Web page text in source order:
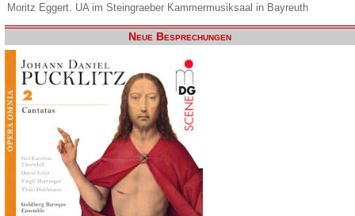
Moritz Eggert. UA im Steingraeber Kammermusiksaal in Bayreuth
Neue Besprechungen